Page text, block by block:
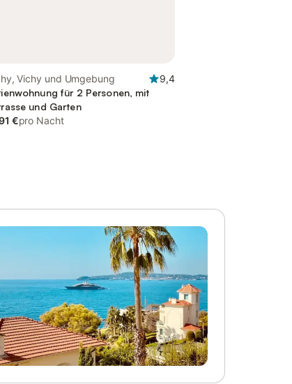
Vichy und Umgebung
9,4
für 2 Personen, mit
und Garten
€pro Nacht